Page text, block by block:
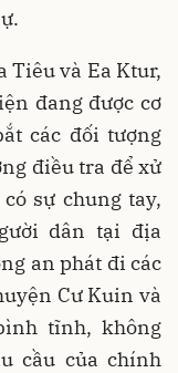
Tiêu và Ea Ktur,
đang được cơ
các đối tượng
điều tra để xử
sự chung tay,
dân tại địa
an phát đi các
Cư Kuin và
tĩnh, không
cầu của chính